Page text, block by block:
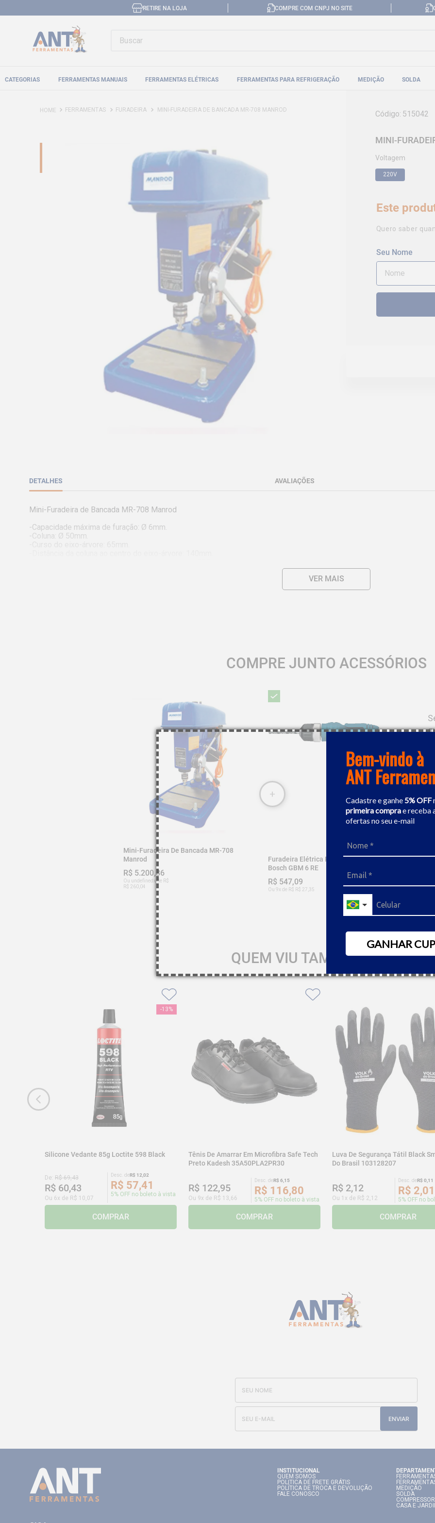
Bem-vindo à
ANT
Cadastre e ganhe5% OFF
primeira comprae receba
ofertas no seu e-mail
GANHAR
RETIRE NA LOJA COMPRE COM CNPJ NO SITE
CATEGORIAS FERRAMENTAS MANUAIS FERRAMENTAS ELÉTRICAS FERRAMENTAS PARA REFRIGERAÇÃO MEDIÇÃO SOLDA
FERRAMENTAS FURADEIRA MINI-FURADEIRA DE BANCADA MR-708 MANROD Código: 515042
MINI-
Voltagem
220V
Este
Quero saber
DETALHES AVALIAÇÕES
Mini-Furadeira de Bancada MR-708 Manrod
-Capacidade máxima de furação: Ø 6mm.
-Coluna: Ø 50mm.
VER MAIS
COMPRE JUNTO ACESSÓRIOS
Mini-Furadeira De Bancada MR-708
Manrod
R$ 5.200,86
Ou undefinedx de R$
R$ 260,04
Furadeira Elétrica Reversível 3/8" 350W
Bosch GBM 6 RE
R$ 547,09
Ou 9x de R$ R$ 27,35
Desc. de R$ 27,35
R$ 519,74
% OFF no boleto à vista
QUEM VIU TAMBÉM GOSTOU
-13%
Silicone Vedante 85g Loctite 598 Black
De:R$ 69,43
R$ 60,43
Ou 6x de R$ 10 07
Desc. deR$ 12 02
R$ 57,41
5% OFF no boleto à vista
COMPRAR
Tênis De Amarrar Em Microfibra Safe Tech
Preto Kadesh 35A50PLA2PR30
R$ 122,95
Ou 9x de R$ 13 66
Desc. deR$ 6, 15
R$ 116,80
5% OFF no boleto à vista
COMPRAR
Luva De Segurança Tátil Black
Do Brasil 103128207
R$ 2,12
Ou 1 x de R$ 2 12
Desc. deR$ 0 11
R$ 2,01
5% OFF no
COMPRAR
ENVIAR
INSTITUCIONAL
QUEM SOMOS
POLITICA DE FRETE GRÁTIS
POLÍTICA DE TROCA E DEVOLUÇÃO
FALE CONOSCO
MEDIÇÃO
SOLDA
CASA E